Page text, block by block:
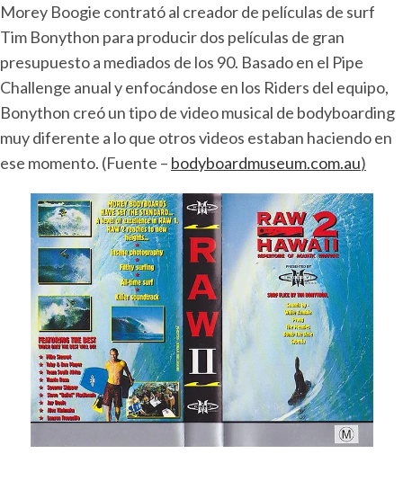
Morey Boogie contrató al creador de películas de surf
Tim Bonython para producir dos películas de gran
presupuesto a mediados de los 90. Basado en el Pipe
Challenge anual y enfocándose en los Riders del equipo,
Bonython creó un tipo de video musical de bodyboarding
muy diferente a lo que otros videos estaban haciendo en
ese momento. (Fuente – bodyboardmuseum.com.au)